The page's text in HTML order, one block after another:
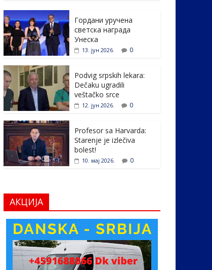
e
b
o
o
k
itt
er e
dI
n
e
Гордани уручена
светска награда
Унеска
13. јун 2026. 0
Podvig srpskih lekara:
Dečaku ugradili
veštačko srce
12. јун 2026. 0
Profesor sa Harvarda:
Starenje je izlečiva
bolest!
10. мај 2026. 0
АКЦИЈА